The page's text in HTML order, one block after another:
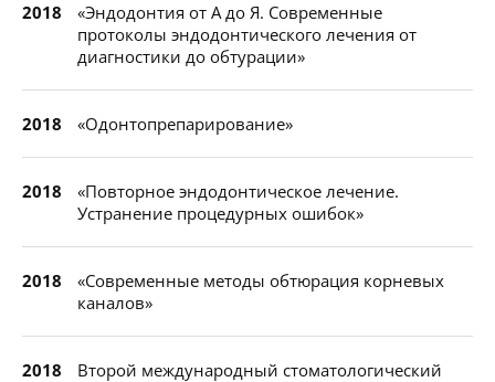
2018
«Эндодонтия от А до Я. Современные
протоколы эндодонтического лечения от
диагностики до обтурации»
2018 «Одонтопрепарирование»
2018
«Повторное эндодонтическое лечение.
Устранение процедурных ошибок»
2018
«Современные методы обтюрация корневых
каналов»
2018
Второй международный стоматологический